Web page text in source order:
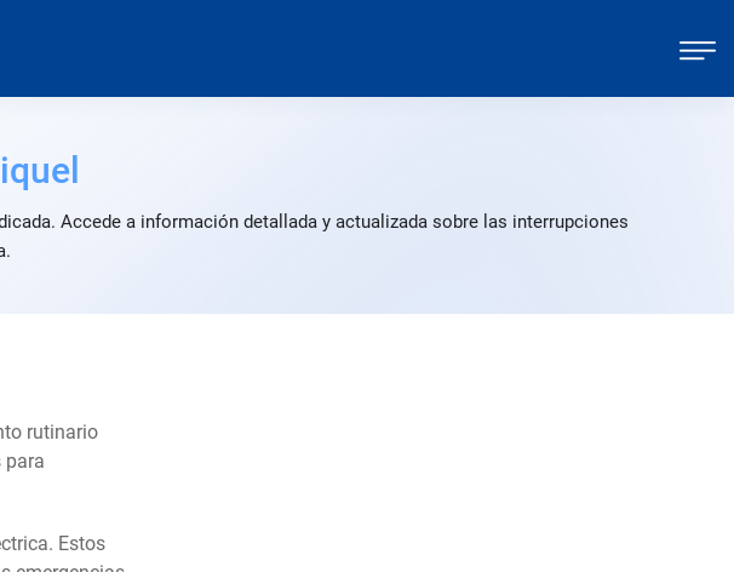
Accede a información detallada y actualizada sobre las interrupciones
rutinario
para
Estos